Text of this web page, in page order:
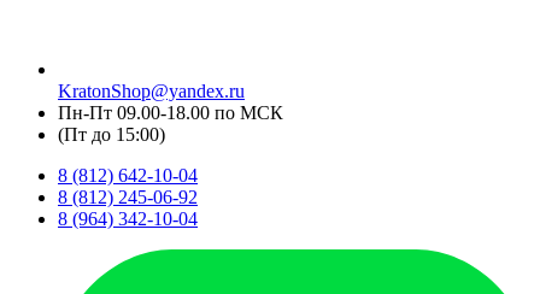
KratonShop@yandex.ru
Пн-Пт 09.00-18.00 по МСК
(Пт до 15:00)
8 (812) 642-10-04
8 (812) 245-06-92
8 (964) 342-10-04